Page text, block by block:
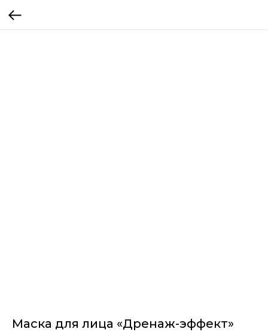
Маска для лица «Дренаж-эффект»